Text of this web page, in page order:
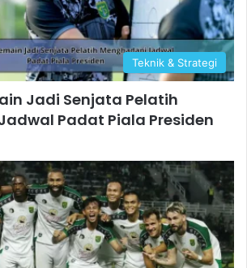
Teknik & Strategi
Jadi Senjata Pelatih
Padat Piala Presiden